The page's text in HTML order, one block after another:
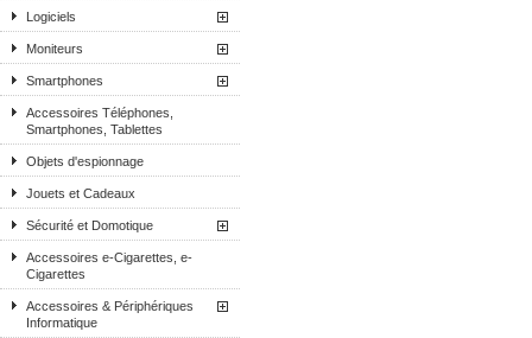
Logiciels
Moniteurs
Smartphones
Accessoires Téléphones,
Smartphones, Tablettes
Objets d'espionnage
Jouets et Cadeaux
Sécurité et Domotique
Accessoires e-Cigarettes, e-
Cigarettes
Accessoires & Périphériques
Informatique